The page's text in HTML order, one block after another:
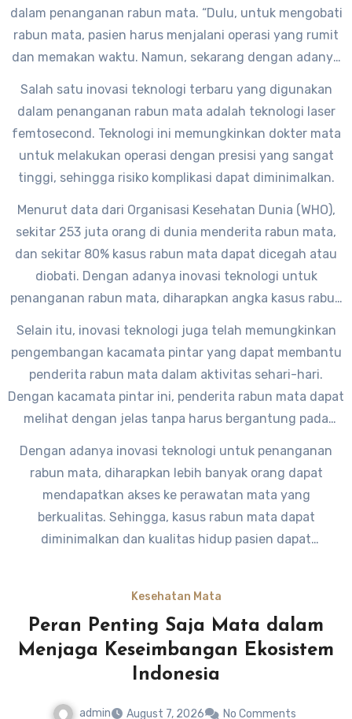
dalam penanganan rabun mata. “Dulu, untuk mengobati
rabun mata, pasien harus menjalani operasi yang rumit
dan memakan waktu. Namun, sekarang dengan adanya
dapat dilakukan dengan cepat dan minim invasif,”
Salah satu inovasi teknologi terbaru yang digunakan
dalam penanganan rabun mata adalah teknologi laser
femtosecond. Teknologi ini memungkinkan dokter mata
untuk melakukan operasi dengan presisi yang sangat
tinggi, sehingga risiko komplikasi dapat diminimalkan.
Menurut data dari Organisasi Kesehatan Dunia (WHO),
sekitar 253 juta orang di dunia menderita rabun mata,
dan sekitar 80% kasus rabun mata dapat dicegah atau
diobati. Dengan adanya inovasi teknologi untuk
penanganan rabun mata, diharapkan angka kasus rabun
Selain itu, inovasi teknologi juga telah memungkinkan
pengembangan kacamata pintar yang dapat membantu
penderita rabun mata dalam aktivitas sehari-hari.
Dengan kacamata pintar ini, penderita rabun mata dapat
melihat dengan jelas tanpa harus bergantung pada
Dengan adanya inovasi teknologi untuk penanganan
rabun mata, diharapkan lebih banyak orang dapat
mendapatkan akses ke perawatan mata yang
berkualitas. Sehingga, kasus rabun mata dapat
diminimalkan dan kualitas hidup pasien dapat
Kesehatan Mata
Peran Penting Saja Mata dalam
Menjaga Keseimbangan Ekosistem
Indonesia
admin August 7, 2026 No Comments